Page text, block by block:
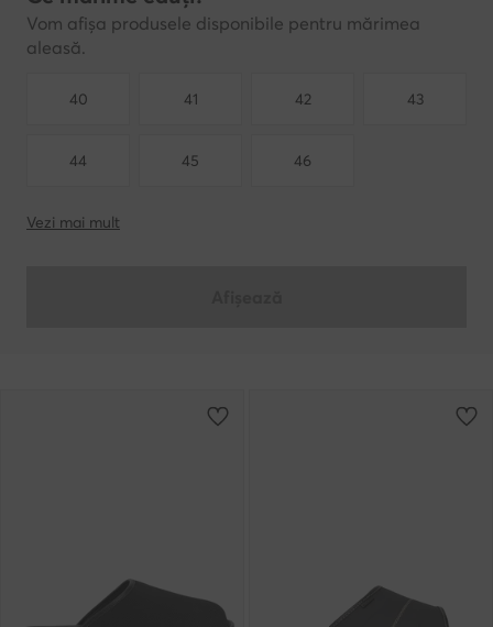
Vom afișa produsele disponibile pentru mărimea
aleasă.
40 41 42 43
44 45 46
Vezi mai mult